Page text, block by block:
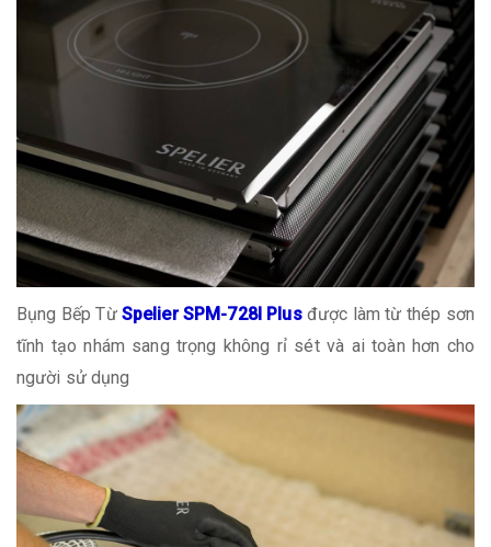
Bụng Bếp Từ Spelier SPM-728I Plusđược làm từ thép sơn
tĩnh tạo nhám sang trọng không rỉ sét và ai toàn hơn cho
người sử dụng